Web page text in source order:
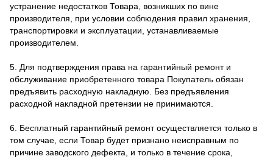
устранение недостатков Товара, возникших по вине
производителя, при условии соблюдения правил хранения,
транспортировки и эксплуатации, устанавливаемые
производителем.
5. Для подтверждения права на гарантийный ремонт и
обслуживание приобретенного товара Покупатель обязан
предъявить расходную накладную. Без предъявления
расходной накладной претензии не принимаются.
6. Бесплатный гарантийный ремонт осуществляется только в
том случае, если Товар будет признано неисправным по
причине заводского дефекта, и только в течение срока,